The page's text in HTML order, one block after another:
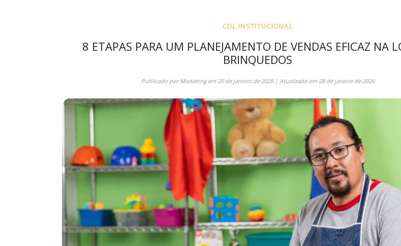
CDL INSTITUCIONAL
8 ETAPAS PARA UM PLANEJAMENTO DE VENDAS EFICAZ NA
BRINQUEDOS
Publicado porMarketingem 20 de janeiro de 2026| Atualizado em 28 de janeiro de 2026